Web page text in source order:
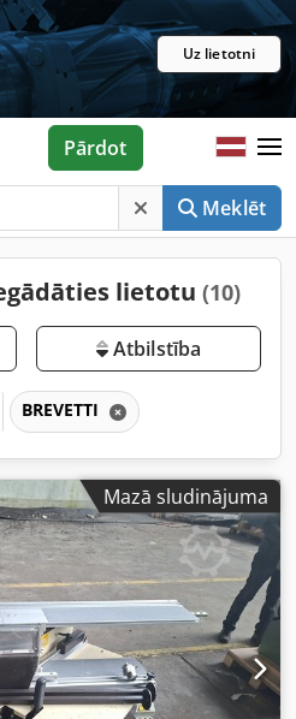
Uz lietotni
Meklēt
Pārdot
lietotu (10)
Atbilstība
BREVETTI
Mazā sludinājuma